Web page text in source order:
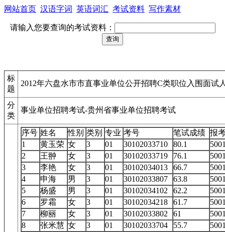
网站首页 汉语字词 英语词汇 考试资料 写作素材
请输入您要查询的考试资料：
标
题
2012年六盘水市市直事业单位公开招聘C类职位入围面试
分
类
事业单位招聘考试-贵州省事业单位招聘考试
序号 姓名 性别 类别 专业 考号 笔试成绩 报
1
黄玉荣 女 3 01 30102033710 80.1
2
王翀 女 3 01 30102033719 76.1
3
李艳 女 3 01 30102034013 66.7
4
申海 男 3 01 30102033807 63.8
5
杨盛 男 3 01 30102034102 62.2
6
罗霜 女 3 01 30102034218 61.7
7
柳丽 女 3 01 30102033802 61
8
张米慧 女 3 01 30102033704 55.7